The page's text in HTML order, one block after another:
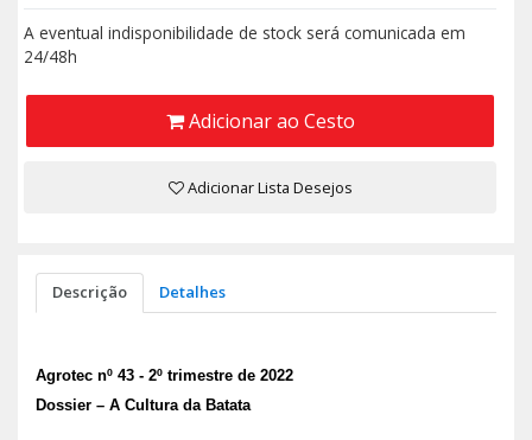
A eventual indisponibilidade de stock será comunicada em
24/48h
Adicionar ao Cesto
Adicionar Lista Desejos
Descrição Detalhes
Agrotec nº 43 - 2º trimestre de 2022
Dossier – A Cultura da Batata